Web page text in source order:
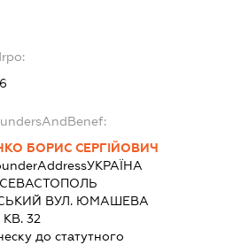
БОРИС СЕРГІЙОВИЧ
УКРАЇНА
ВУЛ. ЮМАШЕВА
КВ. 32
до статутного